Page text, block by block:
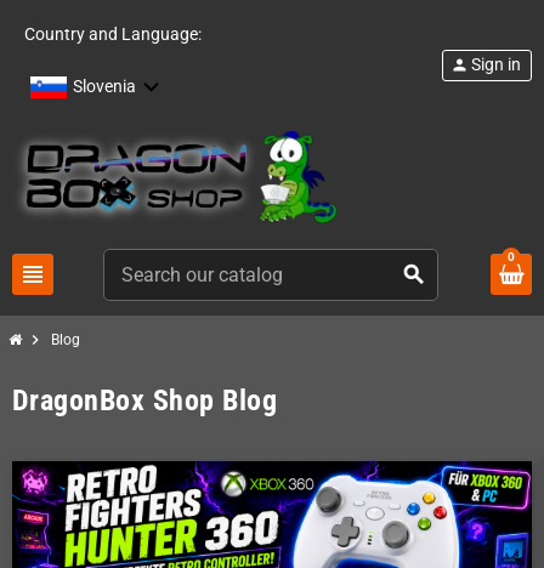
Country and Language:
Slovenia
view_headline search
person Sign in
0
chevron_right Blog
DragonBox Shop Blog